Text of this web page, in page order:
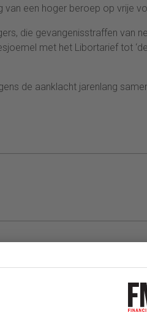
van een hoger beroep op vrije
die gevangenisstraffen van
met het Libortarief tot
de aanklacht jarenlang